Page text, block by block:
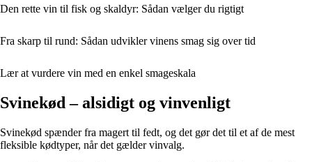
Den rette vin til fisk og skaldyr: Sådan vælger du rigtigt
Fra skarp til rund: Sådan udvikler vinens smag sig over tid
Lær at vurdere vin med en enkel smageskala
Svinekød – alsidigt og vinvenligt
Svinekød spænder fra magert til fedt, og det gør det til et af de mest
fleksible kødtyper, når det gælder vinvalg.